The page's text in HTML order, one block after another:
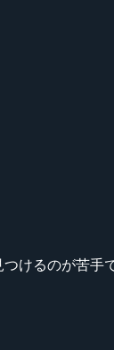
けるのが苦